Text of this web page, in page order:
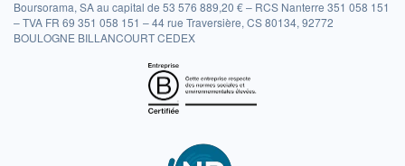
Boursorama, SA au capital de 53 576 889,20 € – RCS Nanterre 351 058 151
– TVA FR 69 351 058 151 – 44 rue Traversière, CS 80134, 92772
BOULOGNE BILLANCOURT CEDEX